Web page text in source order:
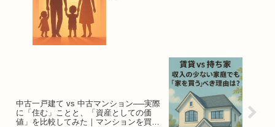
中古一戸建て vs 中古マンション──実際
に「住む」ことと、「資産としての価
値」を比較してみた｜マンションを買う